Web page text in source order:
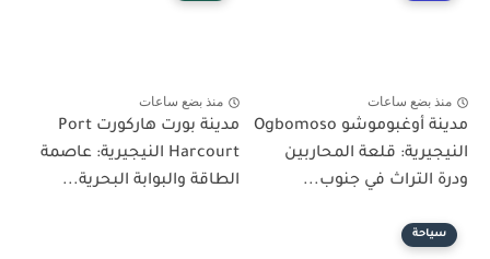
منذ بضع ساعات
مدينة أوغبوموشو Ogbomoso
النيجيرية: قلعة المحاربين
ودرة التراث في جنوب...
منذ بضع ساعات
مدينة بورت هاركورت Port
Harcourt النيجيرية: عاصمة
الطاقة والبوابة البحرية...
سياحة